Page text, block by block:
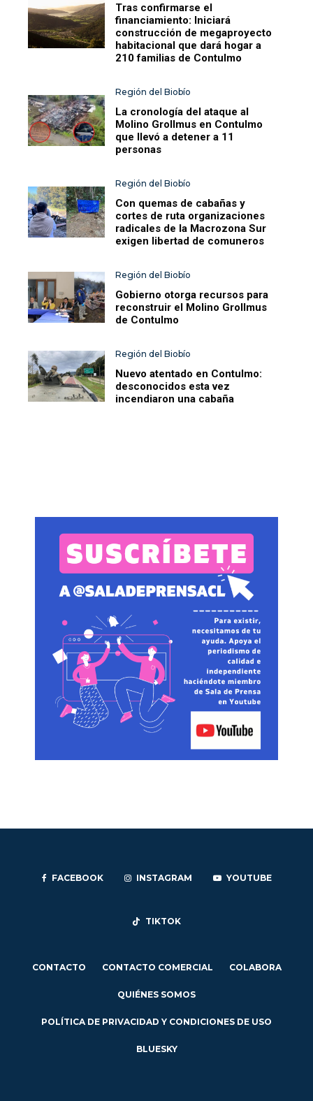
Tras confirmarse el
financiamiento: Iniciará
construcción de megaproyecto
habitacional que dará hogar a
210 familias de Contulmo
Región del Biobío
La cronología del ataque al
Molino Grollmus en Contulmo
que llevó a detener a 11
personas
Región del Biobío
Con quemas de cabañas y
cortes de ruta organizaciones
radicales de la Macrozona Sur
exigen libertad de comuneros
Región del Biobío
Gobierno otorga recursos para
reconstruir el Molino Grollmus
de Contulmo
Región del Biobío
Nuevo atentado en Contulmo:
desconocidos esta vez
incendiaron una cabaña
FACEBOOK INSTAGRAM YOUTUBE
TIKTOK
CONTACTO CONTACTO COMERCIAL COLABORA
QUIÉNES SOMOS
POLÍTICA DE PRIVACIDAD Y CONDICIONES DE USO
BLUESKY